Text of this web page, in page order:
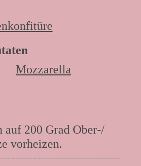
Mozzarella
auf 200 Grad Ober-/
vorheizen.